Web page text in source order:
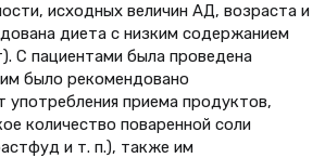
исходных величин АД, возраста и
диета с низким содержанием
С пациентами была проведена
было рекомендовано
употребления приема продуктов,
количество поваренной соли
и т. п.), также им